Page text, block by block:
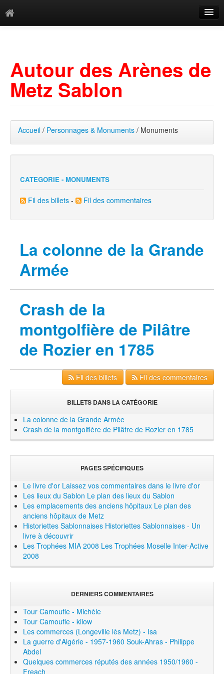
Mots-clés
Autour des Arènes de
Metz Sablon
Accueil / Personnages & Monuments / Monuments
CATEGORIE - MONUMENTS
Fil des billets - Fil des commentaires
La colonne de la Grande
Armée
Crash de la
montgolfière de Pilâtre
de Rozier en 1785
Fil des billets Fil des commentaires
BILLETS DANS LA CATÉGORIE
La colonne de la Grande Armée
Crash de la montgolfière de Pilâtre de Rozier en 1785
PAGES SPÉCIFIQUES
Le livre d'or Laissez vos commentaires dans le livre d'or
Les lieux du Sablon Le plan des lieux du Sablon
Les emplacements des anciens hôpitaux Le plan des
anciens hôpitaux de Metz
Historiettes Sablonnaises Historiettes Sablonnaises - Un
livre à découvrir
Les Trophées MIA 2008 Les Trophées Moselle Inter-Active
2008
DERNIERS COMMENTAIRES
Tour Camoufle - Michèle
Tour Camoufle - kilow
Les commerces (Longeville lès Metz) - Isa
La guerre d'Algérie - 1957-1960 Souk-Ahras - Philippe
Abdel
Quelques commerces réputés des années 1950/1960 -
Freach